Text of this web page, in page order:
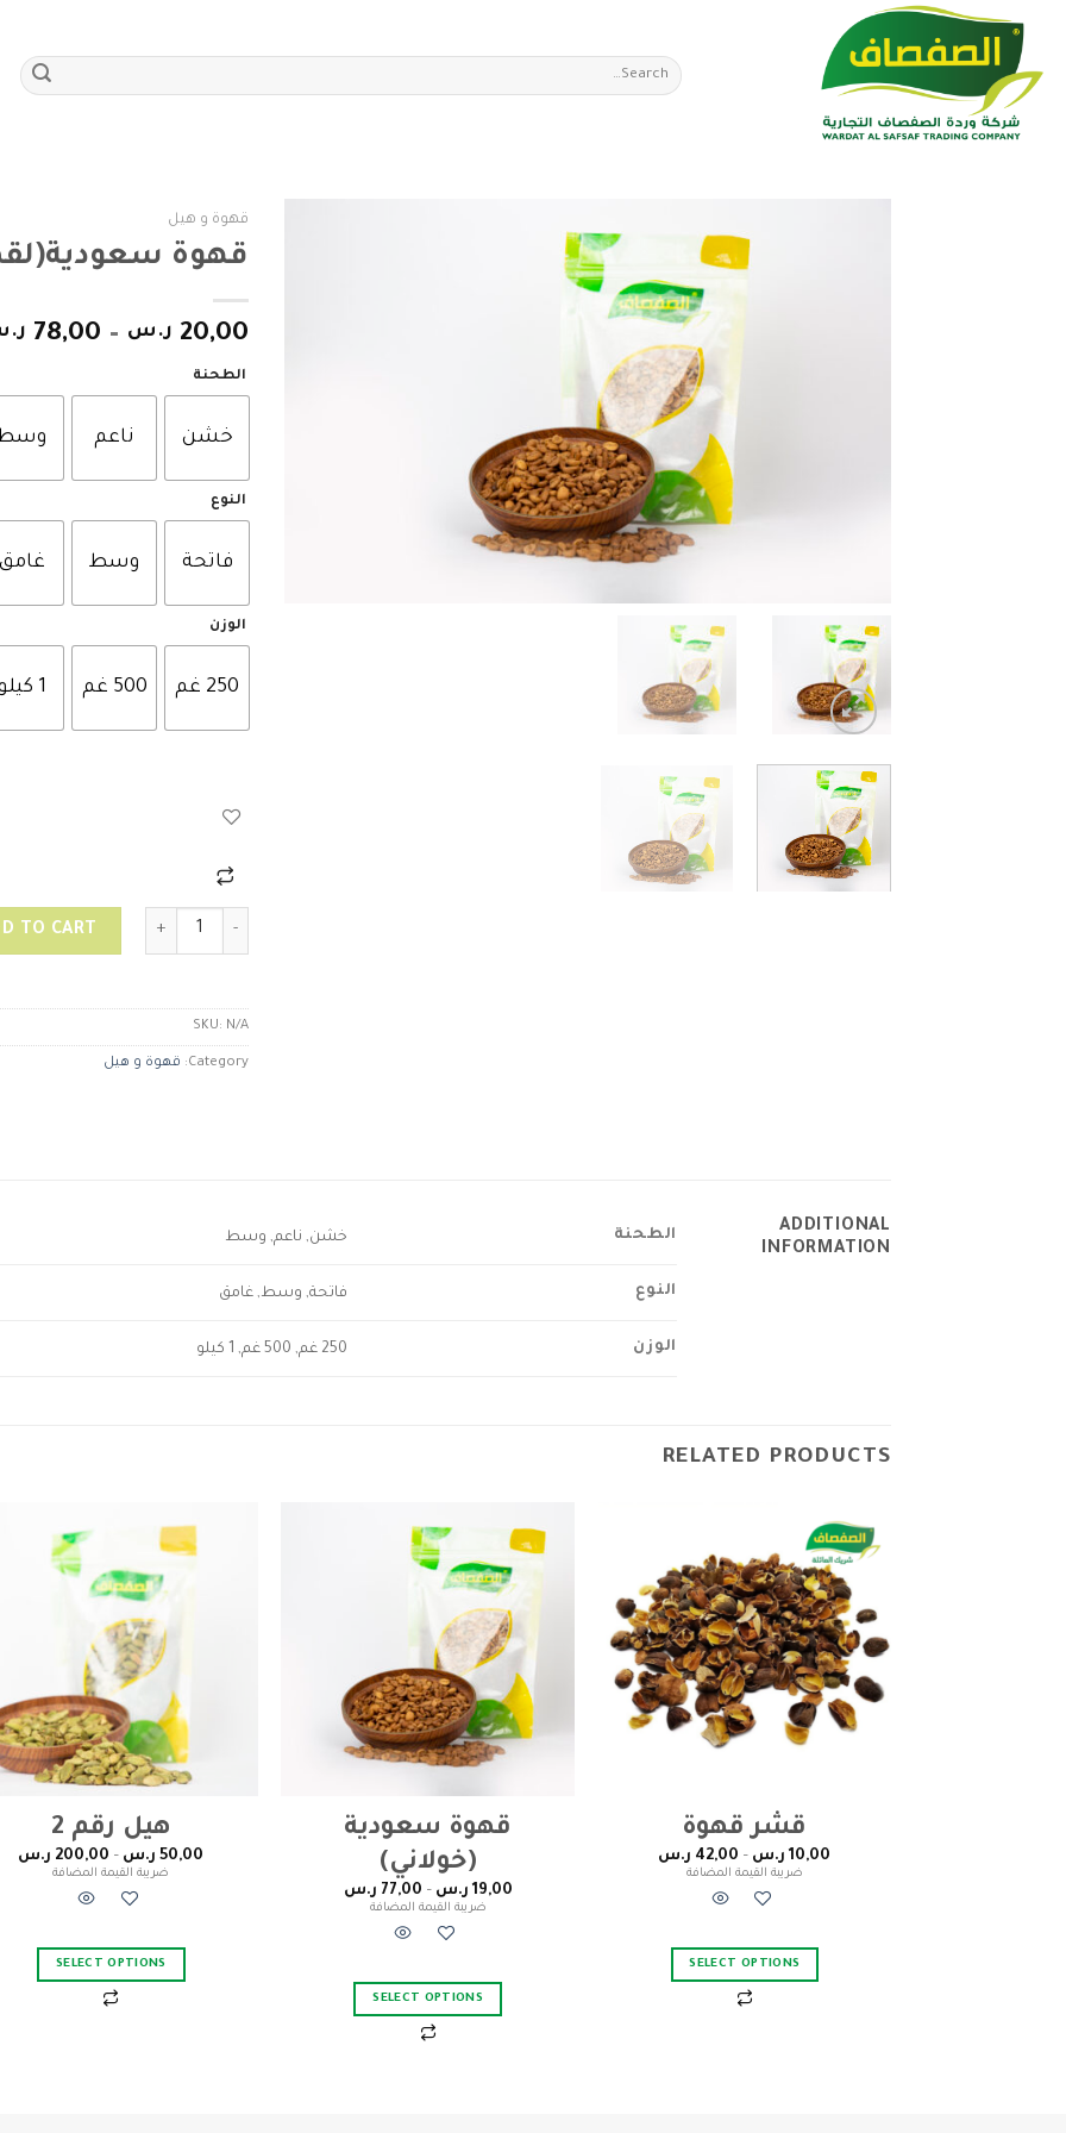
content
Search
for:
قهوة و هيل
قهوة
20,00 ر.س –
78,00
الطحنة
خشن ناعم
النوع
فاتحة وسط
الوزن
250 غم 500 غم 1 كيلو
قهوة سعودية(لقمتي) quantity
TO CART
SKU: N/A
Category: قهوة و هيل
ADDITIONAL
INFORMATION
الطحنة خشن, ناعم, وسط
النوع فاتحة, وسط, غامق
الوزن 250 غم, 500 غم, 1 كيلو
RELATED PRODUCTS
wishlist
قشر قهوة
10,00 ر.س –
42,00 ر.س
ضريبة القيمة المضافة
SELECT OPTIONS
قهوة سعودية
(خولاني)
19,00 ر.س –
77,00 ر.س
ضريبة القيمة المضافة
SELECT OPTIONS
هيل رقم 2
50,00 ر.س –
200,00 ر.س
ضريبة القيمة المضافة
SELECT OPTIONS